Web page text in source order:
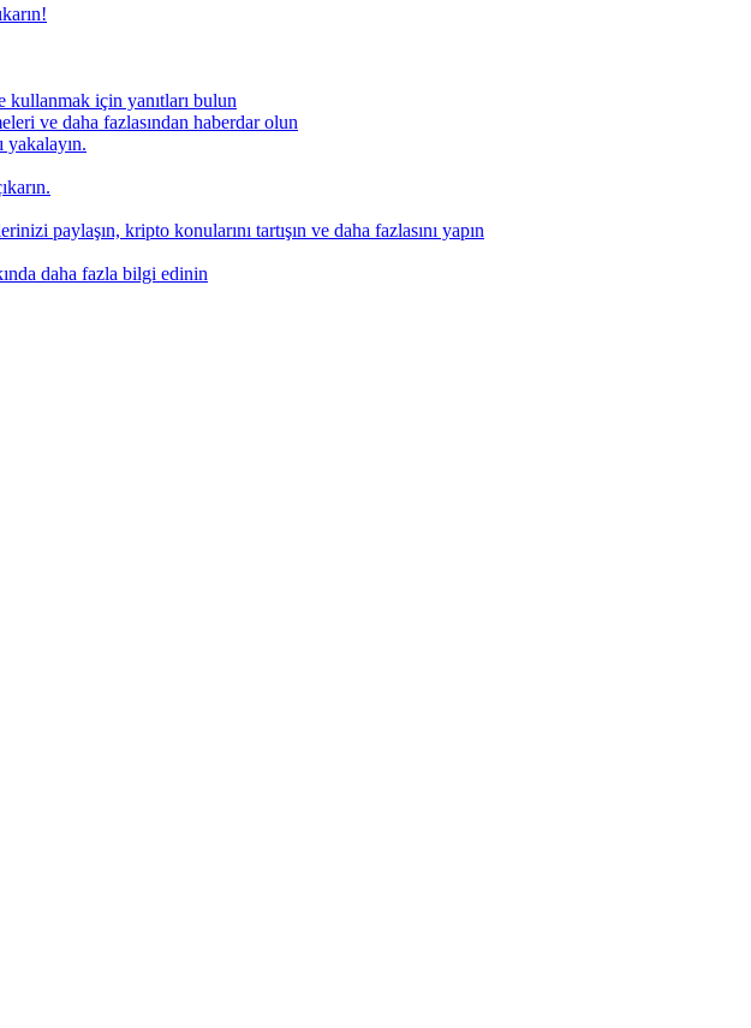
için yanıtları bulun
ve daha fazlasından haberdar olun
yakalayın.
paylaşın, kripto konularını tartışın ve daha fazlasını yapın
daha fazla bilgi edinin